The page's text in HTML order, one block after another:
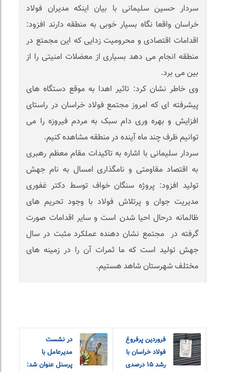
سردار حسین سلیمانی با بیان اینکه مدیران فولاد
خراسان واقعا نگاه بسیار خوبی به منطقه دارند افزود:
اقدامات اقتصادی و محرومیت زدایی که این‌ مجمتع در
منطقه انجام می دهد بسیاری از معضلات امنیتی را از
بین می برد.
وی خاطر نشان کرد: تاثیر اهدا به موقع دستگاه های
پیشرفته ای که امروز مجتمع فولاد خراسان در راستای
افزایش و بهره وری دام سبک به مردم فیروزه را می
توانیم ظرف چند ماه آینده در منطقه مشاهده کنیم.
سردار سلیمانی با اشاره به تاکیدات مقام معظم رهبری
به اقتصاد مقاومتی و نامگذاری امسال به نام جهش
تولید افزود: پروژه سنگان خواف توسط دکتر غفوری
مدیریت جوان و پرتلاش فولاد با وجود تحریم های
ظالمانه درحال احیا شدن است و سایر اقدامات صورت
گرفته در مجتمع نشان دهنده عملکرد مثبت در سال
جهش تولید است که ما ثمرات آن را در زمینه های
مختلف شهرستان شاهد هستیم.
فروردین پرفروغ
فولاد خراسان با
رشد ۱۵ درصدی
در نشست
مدیرعامل با
پرسنل عنوان شد: